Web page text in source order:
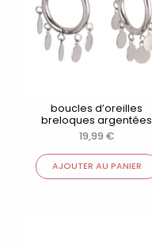
boucles d’oreilles
breloques argentées
19,99 €
AJOUTER AU PANIER